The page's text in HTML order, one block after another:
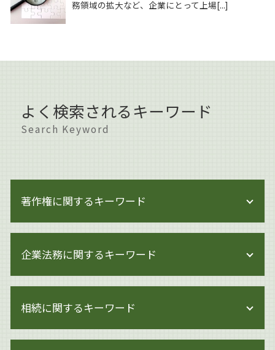
務領域の拡大など、企業にとって上場[...]
よく検索されるキーワード
Search Keyword
著作権に関するキーワード
著作権
著作権侵害 時効
著作権 著作者人格権 違い
著作権侵害 身近な例
著作権とは
企業法務に関するキーワード
企業法務 改正
内部管理体制 見直し
相続に関するキーワード